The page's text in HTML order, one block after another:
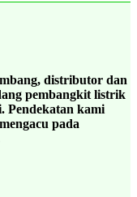
distributor dan
pembangkit listrik
Pendekatan kami
pada